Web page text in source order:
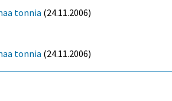
tonnia (24.11.2006)
tonnia (24.11.2006)